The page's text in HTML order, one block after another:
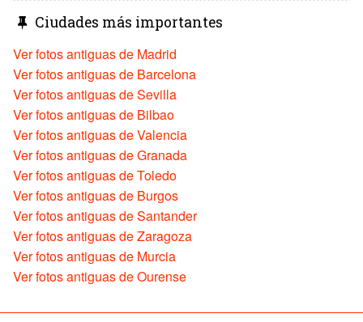
Ciudades más importantes
Ver fotos antiguas de Madrid
Ver fotos antiguas de Barcelona
Ver fotos antiguas de Sevilla
Ver fotos antiguas de Bilbao
Ver fotos antiguas de Valencia
Ver fotos antiguas de Granada
Ver fotos antiguas de Toledo
Ver fotos antiguas de Burgos
Ver fotos antiguas de Santander
Ver fotos antiguas de Zaragoza
Ver fotos antiguas de Murcia
Ver fotos antiguas de Ourense